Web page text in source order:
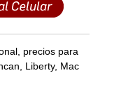
precios para
Liberty, Mac